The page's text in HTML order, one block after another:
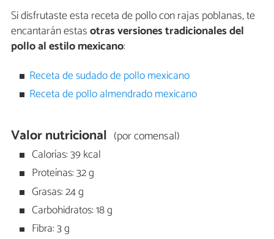
Si disfrutaste esta receta de pollo con rajas poblanas, te
encantarán estasotras versiones tradicionales del
pollo al estilo mexicano:
Receta de sudado de pollo mexicano
Receta de pollo almendrado mexicano
Valor nutricional (por comensal)
Calorías: 39 kcal
Proteínas: 32 g
Grasas: 24 g
Carbohidratos: 18 g
Fibra: 3 g